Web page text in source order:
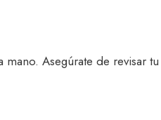
Asegúrate de revisar tu